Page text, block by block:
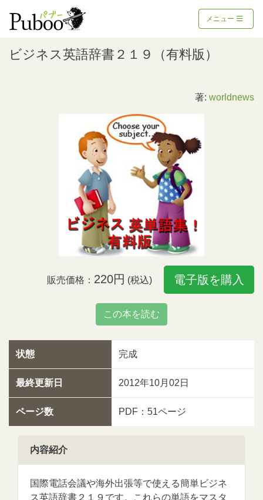
メニュー
ビジネス英語辞書２１９（有料版）
著: worldnews
販売価格： 220円 (税込) 電子版を購入
この本を読む
状態 完成
最終更新日 2012年10月02日
ページ数 PDF：51ページ
内容紹介
国際電話会議や海外出張等で使える簡単ビジネ
ス英語辞書２１９です。これらの単語をマスタ